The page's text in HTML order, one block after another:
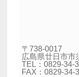
〒738-0017
広島県廿日市市
TEL：0829-34-
FAX：0829-34-